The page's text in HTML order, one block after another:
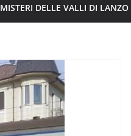
MISTERI DELLE VALLI DI LANZO